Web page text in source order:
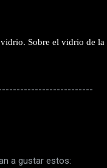
Sobre el vidrio de
a gustar estos: